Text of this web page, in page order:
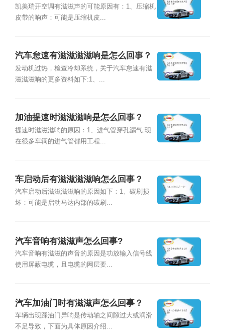
凯美瑞开空调有滋滋声的可能原因有：1、压缩机
皮带的响声：可能是压缩机皮...
汽车怠速有滋滋滋滋响是怎么回事？
发动机过热，检查冷却系统，关于汽车怠速有滋
滋滋滋响的更多资料如下:1、...
加油提速时滋滋滋响是怎么回事？
提速时滋滋滋响的原因：1、进气管穿孔漏气:现
在很多车辆的进气管都用工程...
车启动后有滋滋滋滋响怎么回事？
汽车启动后滋滋滋滋响的原因如下：1、碳刷损
坏：可能是启动马达内部的碳刷...
汽车音响有滋滋声怎么回事?
汽车音响有滋滋的声音的原因是功放输入信号线
使用屏蔽电缆，且电缆的网层要...
汽车加油门时有滋滋声怎么回事？
车辆出现踩油门异响是传动轴之间隙过大或润滑
不足导致，下面为具体原因介绍...